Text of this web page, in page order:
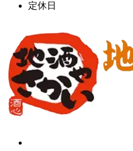
定休日